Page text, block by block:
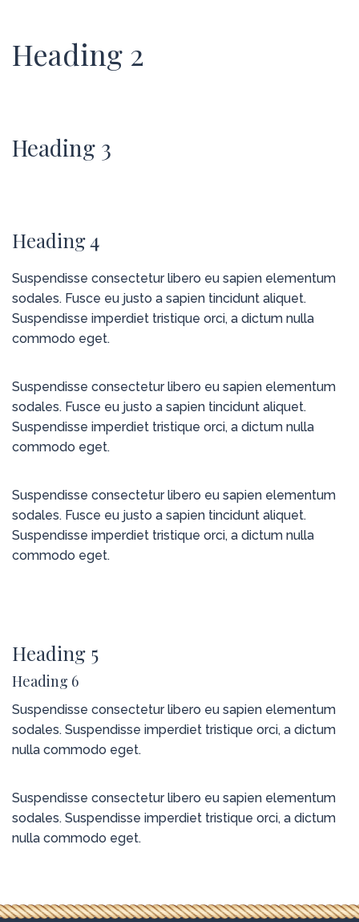
Heading 2
Heading 3
Heading 4
Suspendisse consectetur libero eu sapien elementum
sodales. Fusce eu justo a sapien tincidunt aliquet.
Suspendisse imperdiet tristique orci, a dictum nulla
commodo eget.
Suspendisse consectetur libero eu sapien elementum
sodales. Fusce eu justo a sapien tincidunt aliquet.
Suspendisse imperdiet tristique orci, a dictum nulla
commodo eget.
Suspendisse consectetur libero eu sapien elementum
sodales. Fusce eu justo a sapien tincidunt aliquet.
Suspendisse imperdiet tristique orci, a dictum nulla
commodo eget.
Heading 5
Heading 6
Suspendisse consectetur libero eu sapien elementum
sodales. Suspendisse imperdiet tristique orci, a dictum
nulla commodo eget.
Suspendisse consectetur libero eu sapien elementum
sodales. Suspendisse imperdiet tristique orci, a dictum
nulla commodo eget.